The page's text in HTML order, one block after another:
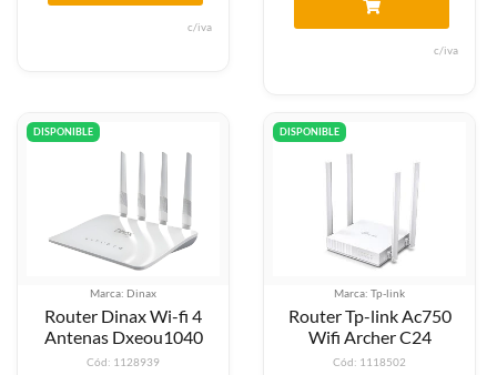
c/iva
c/iva
DISPONIBLE
Marca: Dinax
Router Dinax Wi-fi 4
Antenas Dxeou1040
Cód: 1128939
DISPONIBLE
Marca: Tp-link
Router Tp-link Ac750
Wifi Archer C24
Cód: 1118502